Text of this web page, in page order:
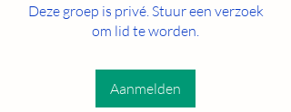
Deze groep is privé. Stuur een verzoek
om lid te worden.
Aanmelden